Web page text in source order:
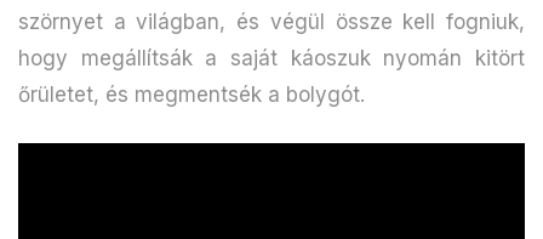
szörnyet a világban, és végül össze kell fogniuk,
hogy megállítsák a saját káoszuk nyomán kitört
őrületet, és megmentsék a bolygót.